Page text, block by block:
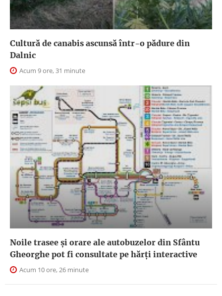
Cultură de canabis ascunsă într-o pădure din
Dalnic
Acum 9 ore, 31 minute
Noile trasee și orare ale autobuzelor din Sfântu
Gheorghe pot fi consultate pe hărți interactive
Acum 10 ore, 26 minute